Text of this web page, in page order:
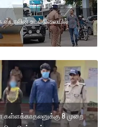
உடல்நிலையில்
கள்ளக்காதலனுக்கு 8 முறை